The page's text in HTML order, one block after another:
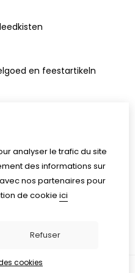
en feestartikeln
analyser le trafic du site
des informations sur
nos partenaires pour
de cookie ici
Refuser
cookies